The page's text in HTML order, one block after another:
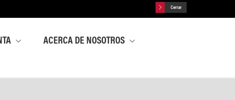
Cerrar
ACERCA DE NOSOTROS